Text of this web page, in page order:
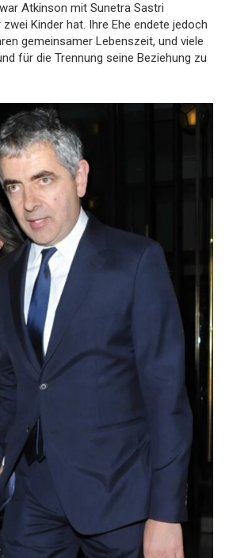
Atkinson mit Sunetra Sastri
Kinder hat. Ihre Ehe endete jedoch
gemeinsamer Lebenszeit, und viele
für die Trennung seine Beziehung zu